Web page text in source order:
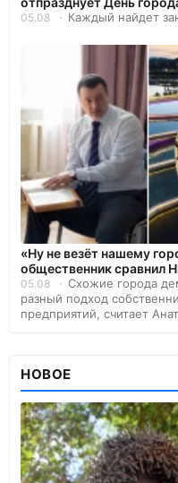
05.08 Каждый найдет
«Ну не везёт нашему
общественник сравнил
05.08
Схожие города
разный подход
предприятий, считает
НОВОЕ